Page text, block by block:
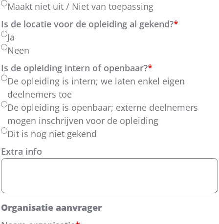
Maakt niet uit / Niet van toepassing
Is de locatie voor de opleiding al gekend?*
Ja
Neen
Is de opleiding intern of openbaar?*
De opleiding is intern; we laten enkel eigen
deelnemers toe
De opleiding is openbaar; externe deelnemers
mogen inschrijven voor de opleiding
Dit is nog niet gekend
Extra info
Organisatie aanvrager